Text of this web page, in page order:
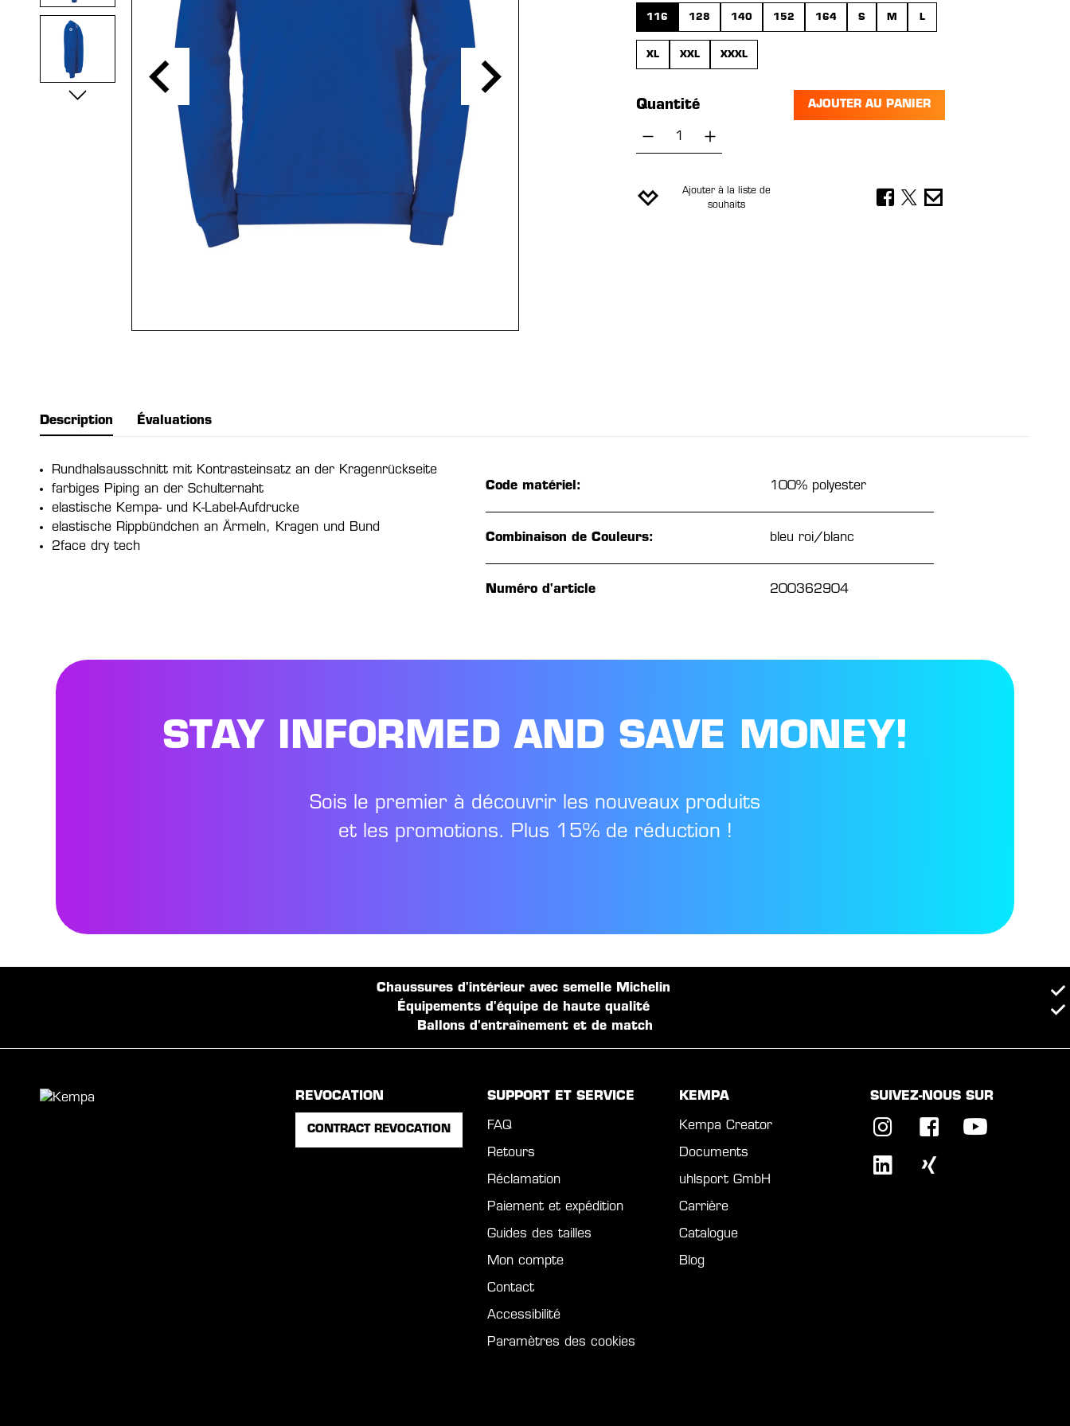
116 128 140 152 164 S M L
XL XXL XXXL
Quantité
Quantité de produit : Entrez la quantité
AJOUTER AU PANIER
Ajouter à la liste de
souhaits
Description Évaluations
Rundhalsausschnitt mit Kontrasteinsatz an der Kragenrückseite
farbiges Piping an der Schulternaht
elastische Kempa- und K-Label-Aufdrucke
elastische Rippbündchen an Ärmeln, Kragen und Bund
2face dry tech
Code matériel: 100% polyester
Combinaison de Couleurs: bleu roi/blanc
Numéro d'article 200362904
STAY INFORMED AND SAVE MONEY!
Sois le premier à découvrir les nouveaux produits
et les promotions. Plus 15% de réduction !
Chaussures d'intérieur avec semelle Michelin
Équipements d'équipe de haute qualité
Ballons d'entraînement et de match
REVOCATION
CONTRACT REVOCATION
SUPPORT ET SERVICE
FAQ
Retours
Réclamation
Paiement et expédition
Guides des tailles
Mon compte
Contact
Accessibilité
Paramètres des cookies
KEMPA
Kempa Creator
Documents
uhlsport GmbH
Carrière
Catalogue
Blog
SUIVEZ-NOUS SUR